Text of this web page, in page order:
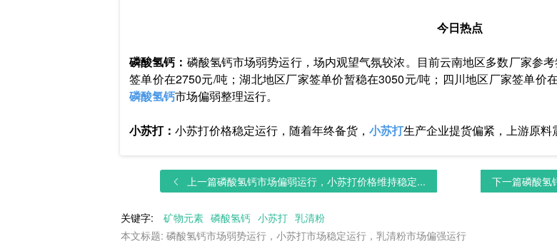
今日热点
磷酸氢钙： 磷酸氢钙市场弱势运行，场内观望气氛较浓。目前云南地区多数厂家参
签单价在2750元/吨；湖北地区厂家签单价暂稳在3050元/吨；四川地区厂家签单价
磷酸氢钙市场偏弱整理运行。
小苏打： 小苏打价格稳定运行，随着年终备货， 小苏打生产企业提货偏紧，上游原料
上一篇磷酸氢钙市场偏弱运行，小苏打价格维持稳定... 下一篇磷酸氢
关键字: 矿物元素 磷酸氢钙 小苏打 乳清粉
本文标题: 磷酸氢钙市场弱势运行，小苏打市场稳定运行，乳清粉市场偏强运行